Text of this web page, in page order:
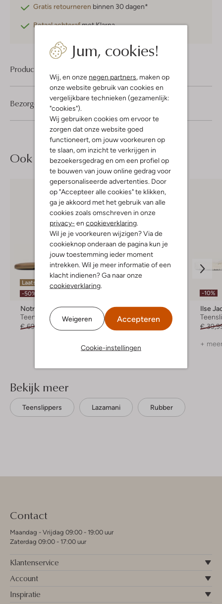
Jum, cookies!
Wij, en onze negen partners, maken op
onze website gebruik van cookies en
vergelijkbare technieken (gezamenlijk:
"cookies").
Wij gebruiken cookies om ervoor te
zorgen dat onze website goed
functioneert, om jouw voorkeuren op
te slaan, om inzicht te verkrijgen in
bezoekersgedrag en om een profiel op
te bouwen van jouw online gedrag voor
gepersonaliseerde advertenties. Door
op "Accepteer alle cookies" te klikken,
ga je akkoord met het gebruik van alle
cookies zoals omschreven in onze
privacy- en cookieverklaring.
Wil je je voorkeuren wijzigen? Via de
cookieknop onderaan de pagina kun je
jouw toestemming ieder moment
intrekken. Wil je meer informatie of een
klacht indienen? Ga naar onze
cookieverklaring.
Weigeren Accepteren
Cookie-instellingen
Gratis retourneren binnen 30 dagen*
Betaal achterafmet Klarna
Product informatie
Bezorgen & retourneren
Ook iets voor jou?
Laatste maten
-50%
Notre-V
Teenslippers
€ 69,95
€ 34,99
Lazamani
Slippers
€ 64,99
€ 44,99
-10%
Ilse
€
+
Bekijk meer
Teenslippers Lazamani Rubber
Contact
Maandag - Vrijdag 09:00 - 19:00 uur
Zaterdag 09:00 - 17:00 uur
Klantenservice
Account
Inspiratie